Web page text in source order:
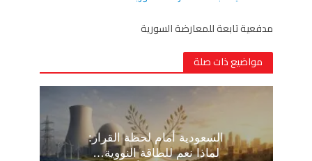
مدفعية تابعة للمعارضة السورية
مواضيع ذات صلة
السعودية أمام لحظة القرار:
لماذا نعم للطاقة النووية…